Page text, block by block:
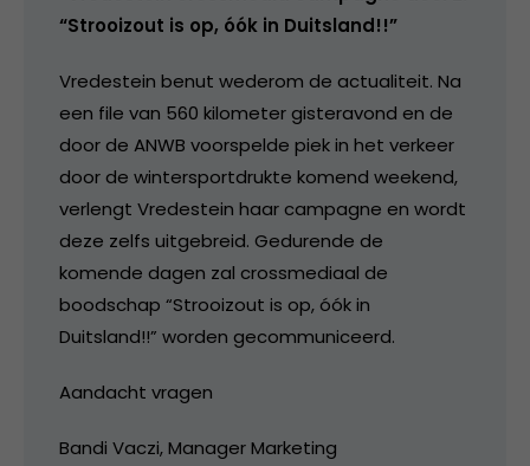
“Strooizout is op, óók in Duitsland!!”
Vredestein benut wederom de actualiteit. Na
een file van 560 kilometer gisteravond en de
door de ANWB voorspelde piek in het verkeer
door de wintersportdrukte komend weekend,
verlengt Vredestein haar campagne en wordt
deze zelfs uitgebreid. Gedurende de
komende dagen zal crossmediaal de
boodschap “Strooizout is op, óók in
Duitsland!!” worden gecommuniceerd.
Aandacht vragen
Bandi Vaczi, Manager Marketing